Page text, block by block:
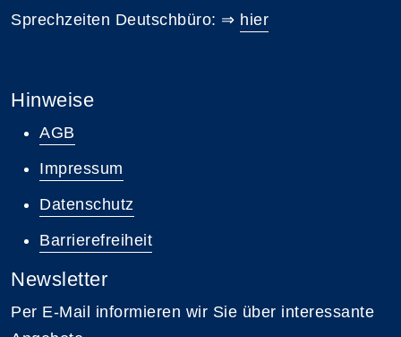
Sprechzeiten Deutschbüro: ⇒ hier
Hinweise
AGB
Impressum
Datenschutz
Barrierefreiheit
Newsletter
Per E-Mail informieren wir Sie über interessante